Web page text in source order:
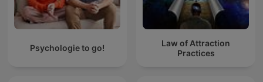
Psychologie to go!
Law of Attraction
Practices